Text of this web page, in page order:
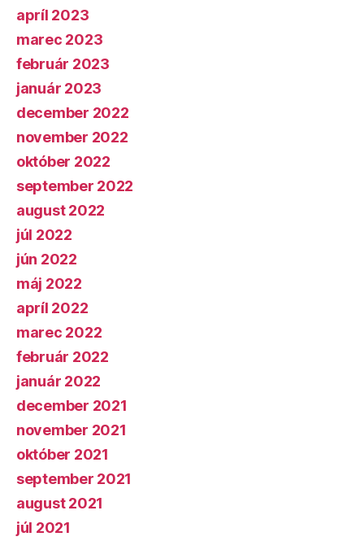
apríl 2023
marec 2023
február 2023
január 2023
december 2022
november 2022
október 2022
september 2022
august 2022
júl 2022
jún 2022
máj 2022
apríl 2022
marec 2022
február 2022
január 2022
december 2021
november 2021
október 2021
september 2021
august 2021
júl 2021